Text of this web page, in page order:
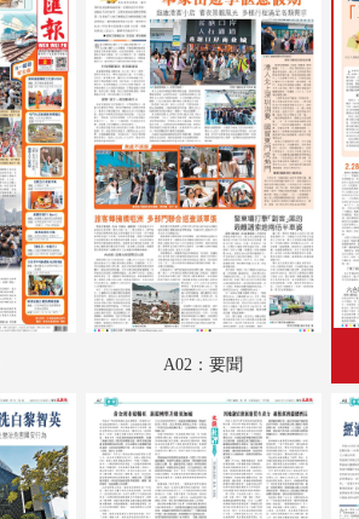
A02：要聞